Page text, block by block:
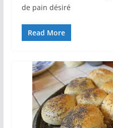
de pain désiré
Read More